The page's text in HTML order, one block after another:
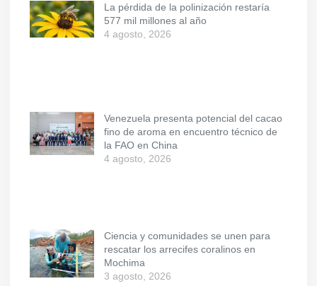
La pérdida de la polinización restaría
577 mil millones al año
4 agosto, 2026
Venezuela presenta potencial del cacao
fino de aroma en encuentro técnico de
la FAO en China
4 agosto, 2026
Ciencia y comunidades se unen para
rescatar los arrecifes coralinos en
Mochima
3 agosto, 2026